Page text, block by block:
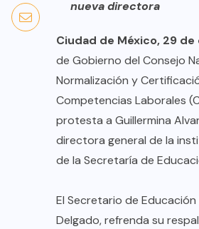
nueva directora
Ciudad de México, 29
de Gobierno del Consejo
Normalización y
Competencias Laborales
protesta a Guillermina
directora general de la
de la Secretaría de
El Secretario de
Delgado, refrenda su